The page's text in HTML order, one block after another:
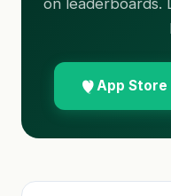
App Store